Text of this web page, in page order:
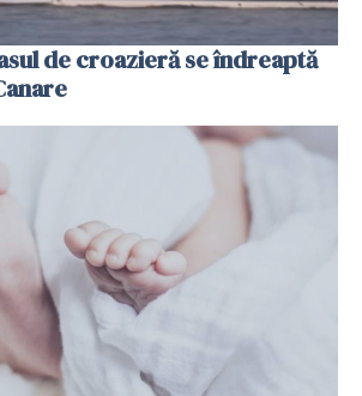
de croazieră se îndreaptă